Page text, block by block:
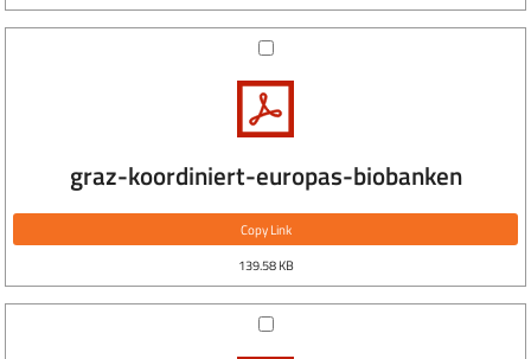
graz-koordiniert-europas-biobanken
Copy Link
139.58 KB